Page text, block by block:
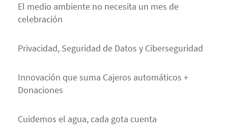
El medio ambiente no necesita un mes de
celebración
Privacidad, Seguridad de Datos y Ciberseguridad
Innovación que suma Cajeros automáticos +
Donaciones
Cuidemos el agua, cada gota cuenta